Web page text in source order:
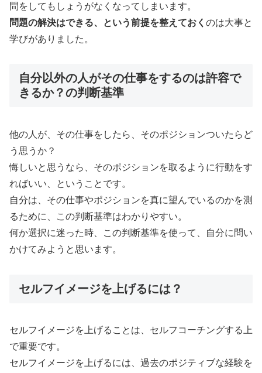
問をしてもしょうがなくなってしまいます。
問題の解決はできる、という前提を整えておく のは大事と
学びがありました。
自分以外の人がその仕事をするのは許容で
きるか？の判断基準
他の人が、その仕事をしたら、そのポジションついたらど
う思うか？
悔しいと思うなら、そのポジションを取るように行動をす
ればいい、ということです。
自分は、その仕事やポジションを真に望んでいるのかを測
るために、この判断基準はわかりやすい。
何か選択に迷った時、この判断基準を使って、自分に問い
かけてみようと思います。
セルフイメージを上げるには？
セルフイメージを上げることは、セルフコーチングする上
で重要です。
セルフイメージを上げるには、過去のポジティブな経験を